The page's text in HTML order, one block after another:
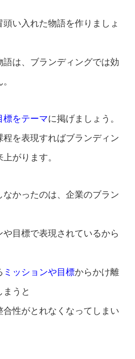
い入れた物語を作りましょ
語は、ブランディングでは効
標をテーマに掲げましょう。
程を表現すればブランディン
がります。
かったのは、企業のブラン
目標で表現されているから
ミッションや目標からかけ離
うと
性がとれなくなってしまい